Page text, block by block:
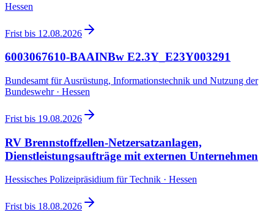
Hessen
Frist bis 12.08.2026
6003067610-BAAINBw E2.3Y_E23Y003291
Bundesamt für Ausrüstung, Informationstechnik und Nutzung der
Bundeswehr · Hessen
Frist bis 19.08.2026
RV Brennstoffzellen-Netzersatzanlagen,
Dienstleistungsaufträge mit externen Unternehmen
Hessisches Polizeipräsidium für Technik · Hessen
Frist bis 18.08.2026